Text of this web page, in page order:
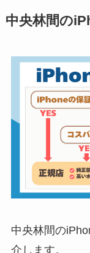
中央林間の
中央林間の
介します。